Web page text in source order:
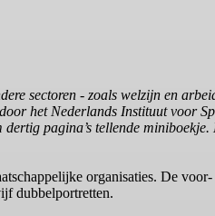
sectoren - zoals welzijn en
het Nederlands Instituut voor
pagina’s tellende miniboekje.
organisaties. De voor-
dubbelportretten.